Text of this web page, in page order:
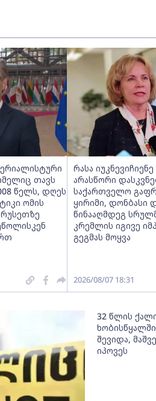
თავს
წელს, დღეს
ომის
რასა
არასწორი
საქართველო
ყირიმი, დონბასი
წინააღმდეგ
კრემლის იგივე
გეგმას მოყვა
2026/08/07 18:31
32 წლის
შევიდა,
იპოვეს